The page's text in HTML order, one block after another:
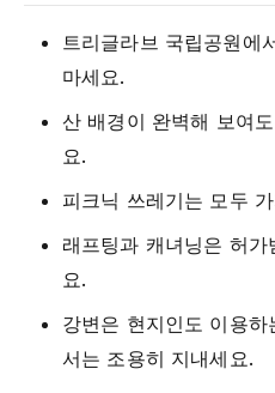
트리글라브 국립공원에
마세요.
산 배경이 완벽해 보여
요.
피크닉 쓰레기는 모두
래프팅과 캐녀닝은 허
요.
강변은 현지인도 이용
서는 조용히 지내세요.